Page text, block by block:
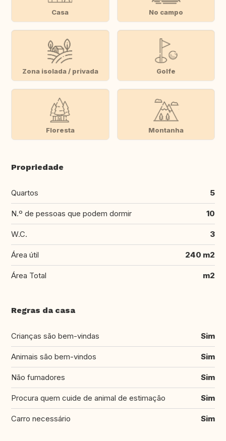
Casa No campo
Zona isolada / privada Golfe
Floresta Montanha
Propriedade
Quartos 5
N.º de pessoas que podem dormir 10
W.C. 3
Área útil 240 m2
Área Total m2
Regras da casa
Crianças são bem-vindas Sim
Animais são bem-vindos Sim
Não fumadores Sim
Procura quem cuide de animal de estimação Sim
Carro necessário Sim